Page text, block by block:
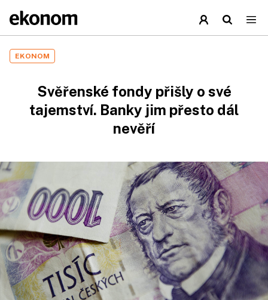
EKONOM
Svěřenské fondy přišly o své
tajemství. Banky jim přesto dál
nevěří